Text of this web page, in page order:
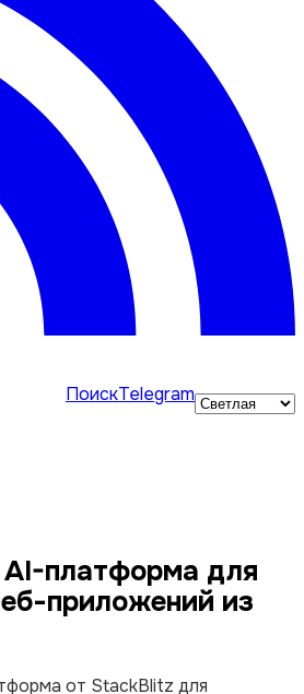
ПоискTelegram
платформа для
приложений из
от StackBlitz для